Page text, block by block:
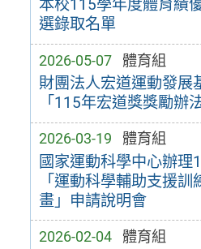
本校115學年度體育績
選錄取名單
2026-05-07 體育組
財團法人宏道運動發展
「115年宏道獎獎勵辦法
2026-03-19 體育組
國家運動科學中心辦理
「運動科學輔助支援訓
畫」申請說明會
2026-02-04 體育組